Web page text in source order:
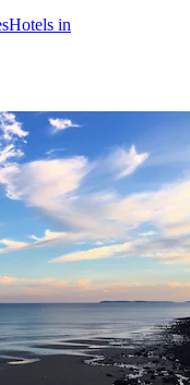
Hotels in